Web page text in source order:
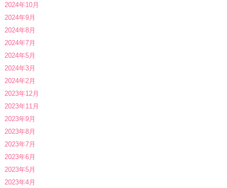
2024年10月
2024年9月
2024年8月
2024年7月
2024年5月
2024年3月
2024年2月
2023年12月
2023年11月
2023年9月
2023年8月
2023年7月
2023年6月
2023年5月
2023年4月